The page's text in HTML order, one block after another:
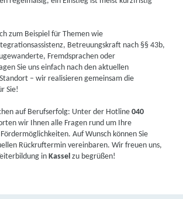
zum Beispiel für Themen wie
Betreuungskraft nach §§ 43b,
Fremdsprachen oder
Sie uns einfach nach den aktuellen
– wir realisieren gemeinsam die
Sie!
auf Berufserfolg: Unter der Hotline040
wir Ihnen alle Fragen rund um Ihre
Auf Wunsch können Sie
Rückruftermin vereinbaren. Wir freuen uns,
inKassel zu begrüßen!